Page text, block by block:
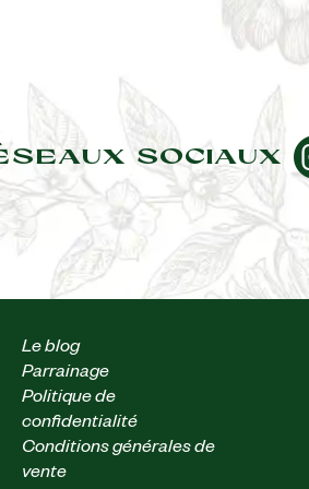
SOCIAUX
Le blog
Parrainage
Politique de
confidentialité
Conditions générales de
vente